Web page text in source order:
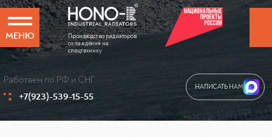
МЕНЮ
Производство радиаторов
охлаждения на
спецтехнику
НАПИСАТЬ НАМ
Работаем по РФ и СНГ
+7(923)-539-15-55